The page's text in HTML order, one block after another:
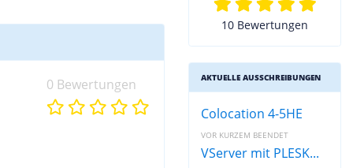
0 Bewertungen
10 Bewertungen
AKTUELLE AUSSCHREIBUNGEN
Colocation 4-5HE
VOR KURZEM BEENDET
VServer mit PLESK...